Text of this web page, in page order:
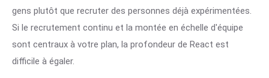
gens plutôt que recruter des personnes déjà expérimentées.
Si le recrutement continu et la montée en échelle d'équipe
sont centraux à votre plan, la profondeur de React est
difficile à égaler.